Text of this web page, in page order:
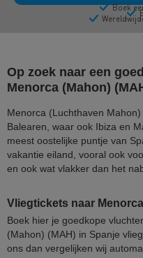
Op zoek naar een
Menorca (Mahon)
Menorca (Luchthaven
Balearen, waar ook Ibiza en
meest oostelijke puntje van
vakantie eiland, vooral ook
en ook wat vlakker dan het
Vliegtickets naar
Boek hier je goedkope
(Mahon) (MAH) in Spanje
ons dan vergelijken wij